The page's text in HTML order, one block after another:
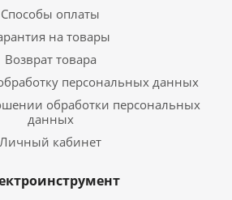
Способы оплаты
на товары
Возврат товара
персональных данных
обработки персональных
данных
Личный кабинет